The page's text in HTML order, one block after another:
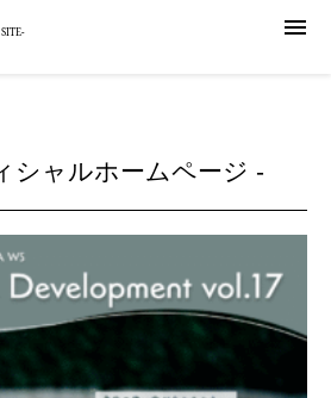

シャルホームページ -